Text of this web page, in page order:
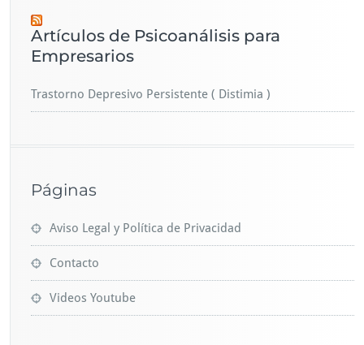
Artículos de Psicoanálisis para
Empresarios
Trastorno Depresivo Persistente ( Distimia )
Páginas
Aviso Legal y Política de Privacidad
Contacto
Videos Youtube